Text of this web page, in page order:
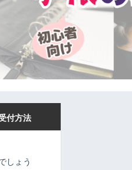
付方法
しょう